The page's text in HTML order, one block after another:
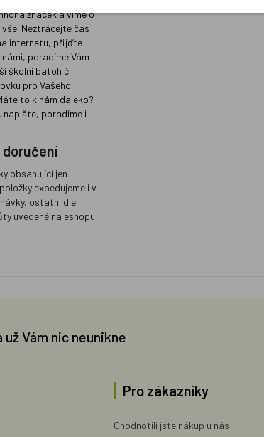
značek a víme o
vše. Neztrácejte čas
internetu, přijďte
poradíme Vám
školní batoh či
pro Vašeho
to k nám daleko?
napište, poradíme i
doručení
obsahující jen
expedujeme i v
ostatní dle
uvedené na eshopu
Vám nic neunikne
Pro zákazníky
Ohodnotili jste nákup u nás